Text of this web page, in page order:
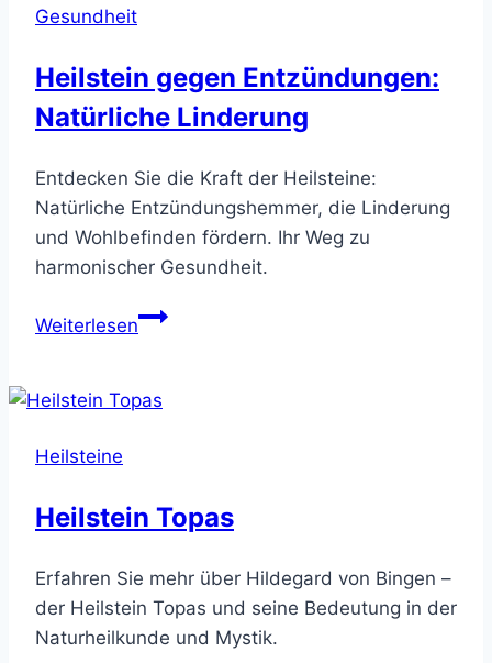
Gesundheit
Heilstein gegen Entzündungen:
Natürliche Linderung
Entdecken Sie die Kraft der Heilsteine:
Natürliche Entzündungshemmer, die Linderung
und Wohlbefinden fördern. Ihr Weg zu
harmonischer Gesundheit.
WeiterlesenHeilstein
Natürliche
Heilsteine
Heilstein Topas
Erfahren Sie mehr über Hildegard von Bingen –
der Heilstein Topas und seine Bedeutung in der
Naturheilkunde und Mystik.